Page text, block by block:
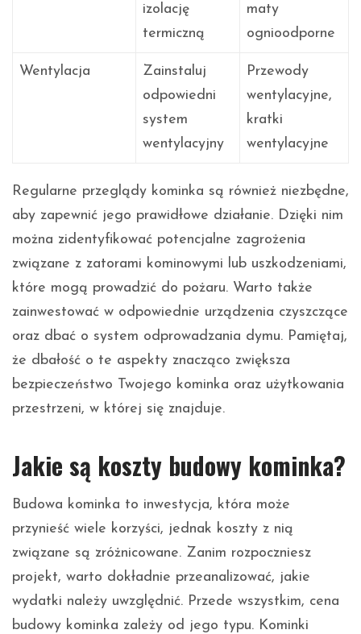
izolację
termiczną
maty
ognioodporne
Wentylacja
Zainstaluj
odpowiedni
system
wentylacyjny
Przewody
wentylacyjne,
kratki
wentylacyjne
Regularne przeglądy kominka są również niezbędne,
aby zapewnić jego prawidłowe działanie. Dzięki nim
można zidentyfikować potencjalne zagrożenia
związane z zatorami kominowymi lub uszkodzeniami,
które mogą prowadzić do pożaru. Warto także
zainwestować w odpowiednie urządzenia czyszczące
oraz dbać o system odprowadzania dymu. Pamiętaj,
że dbałość o te aspekty znacząco zwiększa
bezpieczeństwo Twojego kominka oraz użytkowania
przestrzeni, w której się znajduje.
Jakie są koszty budowy kominka?
Budowa kominka to inwestycja, która może
przynieść wiele korzyści, jednak koszty z nią
związane są zróżnicowane. Zanim rozpoczniesz
projekt, warto dokładnie przeanalizować, jakie
wydatki należy uwzględnić. Przede wszystkim, cena
budowy kominka zależy od jego typu. Kominki